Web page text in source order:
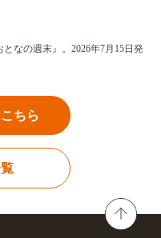
なの週末』。2026年7月15日発
ちら